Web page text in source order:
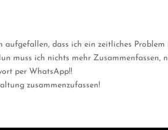
dass ich ein zeitliches
muss ich nichts mehr
per WhatsApp!!
zusammenzufassen!